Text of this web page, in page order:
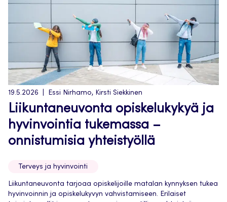
19.5.2026 Essi Nirhamo, Kirsti Siekkinen
Liikuntaneuvonta opiskelukykyä ja
hyvinvointia tukemassa –
onnistumisia yhteistyöllä
Terveys ja hyvinvointi
Liikuntaneuvonta tarjoaa opiskelijoille matalan kynnyksen tukea
hyvinvoinnin ja opiskelukyvyn vahvistamiseen. Erilaiset